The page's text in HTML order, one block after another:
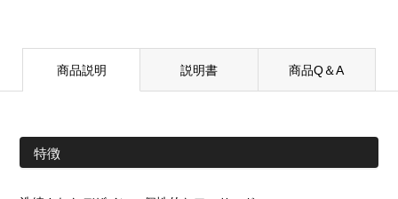
商品説明 説明書 商品Q＆A
特徴